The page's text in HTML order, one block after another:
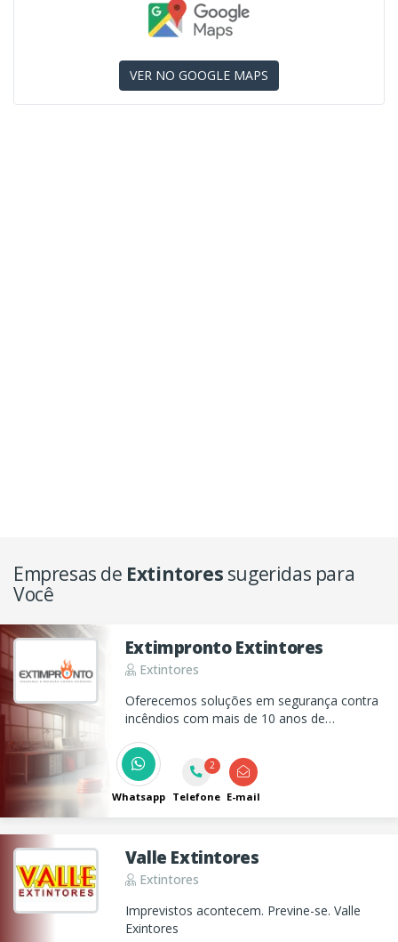
VER NO GOOGLE MAPS
Empresas de Extintores sugeridas para
Você
Extimpronto Extintores
Extintores
Oferecemos soluções em segurança contra
incêndios com mais de 10 anos de
venda de extintores e equipamentos de
segurança para proteger o que é mais
importante para você.
Whatsapp
2
Telefone E-mail
Valle Extintores
Extintores
Imprevistos acontecem. Previne-se. Valle
Exintores